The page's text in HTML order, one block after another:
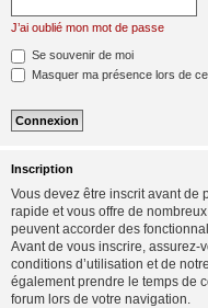
J’ai oublié mon mot de passe
Se souvenir de moi
Masquer ma présence lors de
Inscription
Vous devez être inscrit avant de
rapide et vous offre de
peuvent accorder des
Avant de vous inscrire, assurez-
conditions d’utilisation et de
également prendre le temps de
forum lors de votre navigation.